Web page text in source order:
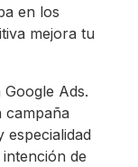
en los
mejora tu
Ads.
campaña
especialidad
de